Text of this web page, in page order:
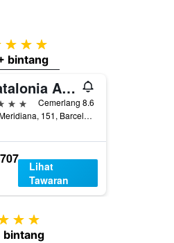
4 bintang
bintang
Catalonia Atenas
Cemerlang 8.6
Av. Meridiana, 151, Barcelona, Sepanyol
Lihat
Tawaran
3 bintang
bintang